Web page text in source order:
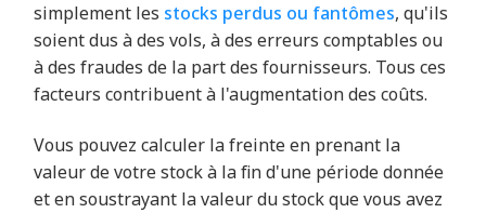
simplement les stocks perdus ou fantômes, qu'ils
soient dus à des vols, à des erreurs comptables ou
à des fraudes de la part des fournisseurs. Tous ces
facteurs contribuent à l'augmentation des coûts.
Vous pouvez calculer la freinte en prenant la
valeur de votre stock à la fin d'une période donnée
et en soustrayant la valeur du stock que vous avez